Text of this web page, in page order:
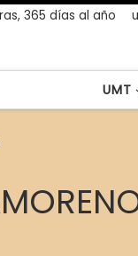
365 días al año
UMT